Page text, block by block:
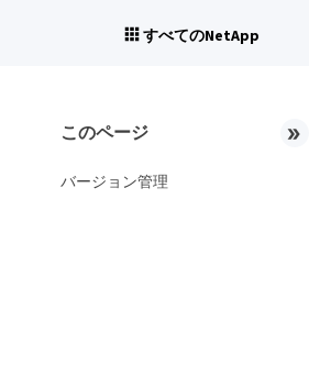
すべてのNetApp
このページ
バージョン管理